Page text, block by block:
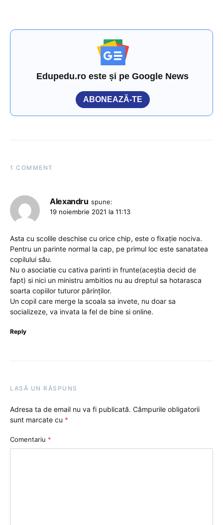
Edupedu.ro este și pe Google News
ABONEAZĂ-TE
1 COMMENT
Alexandru spune:
19 noiembrie 2021 la 11:13
Asta cu scolile deschise cu orice chip, este o fixație nociva.
Pentru un parinte normal la cap, pe primul loc este sanatatea
copilului său.
Nu o asociatie cu cativa parinti in frunte(aceștia decid de
fapt) si nici un ministru ambitios nu au dreptul sa hotarasca
soarta copiilor tuturor părinților.
Un copil care merge la scoala sa invete, nu doar sa
socializeze, va invata la fel de bine si online.
Reply
LASĂ UN RĂSPUNS
Adresa ta de email nu va fi publicată. Câmpurile obligatorii
sunt marcate cu *
Comentariu *